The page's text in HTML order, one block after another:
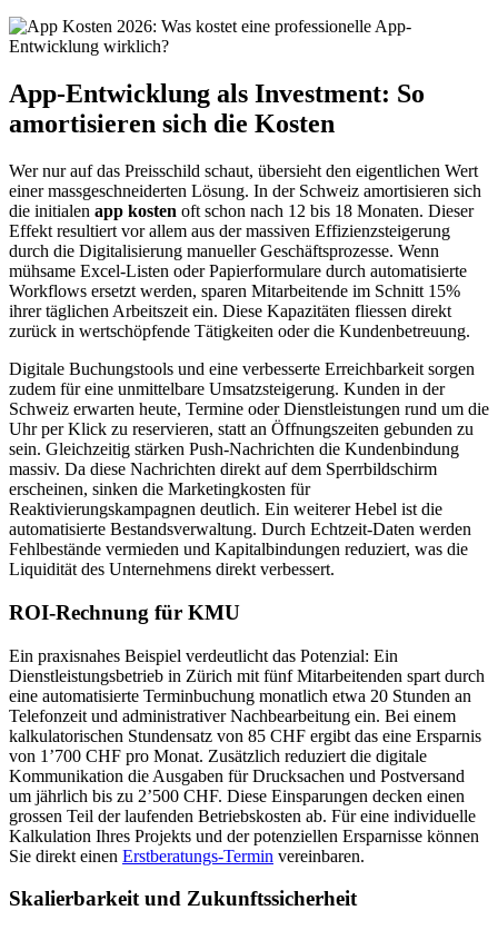
App-Entwicklung als Investment: So
amortisieren sich die Kosten
Wer nur auf das Preisschild schaut, übersieht den eigentlichen Wert
einer massgeschneiderten Lösung. In der Schweiz amortisieren sich
die initialen app kosten oft schon nach 12 bis 18 Monaten. Dieser
Effekt resultiert vor allem aus der massiven Effizienzsteigerung
durch die Digitalisierung manueller Geschäftsprozesse. Wenn
mühsame Excel-Listen oder Papierformulare durch automatisierte
Workflows ersetzt werden, sparen Mitarbeitende im Schnitt 15%
ihrer täglichen Arbeitszeit ein. Diese Kapazitäten fliessen direkt
zurück in wertschöpfende Tätigkeiten oder die Kundenbetreuung.
Digitale Buchungstools und eine verbesserte Erreichbarkeit sorgen
zudem für eine unmittelbare Umsatzsteigerung. Kunden in der
Schweiz erwarten heute, Termine oder Dienstleistungen rund um die
Uhr per Klick zu reservieren, statt an Öffnungszeiten gebunden zu
sein. Gleichzeitig stärken Push-Nachrichten die Kundenbindung
massiv. Da diese Nachrichten direkt auf dem Sperrbildschirm
erscheinen, sinken die Marketingkosten für
Reaktivierungskampagnen deutlich. Ein weiterer Hebel ist die
automatisierte Bestandsverwaltung. Durch Echtzeit-Daten werden
Fehlbestände vermieden und Kapitalbindungen reduziert, was die
Liquidität des Unternehmens direkt verbessert.
ROI-Rechnung für KMU
Ein praxisnahes Beispiel verdeutlicht das Potenzial: Ein
Dienstleistungsbetrieb in Zürich mit fünf Mitarbeitenden spart durch
eine automatisierte Terminbuchung monatlich etwa 20 Stunden an
Telefonzeit und administrativer Nachbearbeitung ein. Bei einem
kalkulatorischen Stundensatz von 85 CHF ergibt das eine Ersparnis
von 1’700 CHF pro Monat. Zusätzlich reduziert die digitale
Kommunikation die Ausgaben für Drucksachen und Postversand
um jährlich bis zu 2’500 CHF. Diese Einsparungen decken einen
grossen Teil der laufenden Betriebskosten ab. Für eine individuelle
Kalkulation Ihres Projekts und der potenziellen Ersparnisse können
Sie direkt einen Erstberatungs-Termin vereinbaren.
Skalierbarkeit und Zukunftssicherheit